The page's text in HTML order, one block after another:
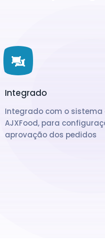
Integrado
Integrado com o
AJXFood, para
aprovação dos pedidos